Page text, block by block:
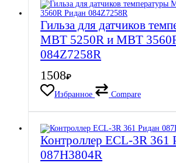
Гильза для датчиков
MBT 5250R и MBT
084Z7258R
1508₽
Избранное
Compare
Контроллер ECL-3R 361
087H3804R